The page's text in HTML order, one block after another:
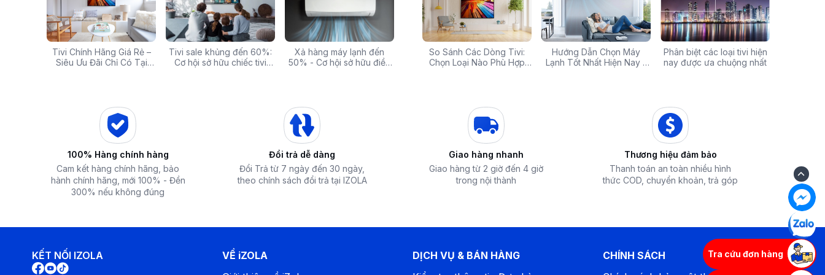
Tra cứu đơn hàng
Công nghệ làm lạnh
- Máy lạnh Funiki vận hành mạnh mẽ, làm mát hiệu quả phạm vi phòng từ 15 - 20m² (từ 40 đến 60 m³)
với công suất1.5 HP - 12.000 BTU
- Chế độTurbođẩy nhanh tốc độ làm lạnh, cho không gian phòng đạt đến nhiệt độ cài đặt nhanh
chóng.
Tivi Chính Hãng Giá Rẻ –
Siêu Ưu Đãi Chỉ Có Tại
Tivi sale khủng đến 60%:
Cơ hội sở hữu chiếc tivi
Xả hàng máy lạnh đến
50% - Cơ hội sở hữu điều
Săn Sale Khủng: Hàng
Điện Máy Cao Cấp Giảm
Tivi Chính Hãng Giá Rẻ –
Siêu Ưu Đãi Chỉ Có Tại
Tivi sale khủng đến 60%:
Cơ hội sở hữu chiếc tivi
50% - Cơ hội
Các mã báo lỗi thường gặp
của bếp từ và lưu ý khi xử
Top 5 tivi 32 inch giá rẻ,
chất lượng và đáng mua
Top 10 máy lọc nước nóng
lạnh tốt nhất đáng mua
So Sánh Các Dòng Tivi:
Chọn Loại Nào Phù Hợp
Hướng Dẫn Chọn Máy
Lạnh Tốt Nhất Hiện Nay –
Phân biệt các loại tivi hiện
nay được ưa chuộng nhất
100% Hàng chính hàng
Cam kết hàng chính hãng, bảo
hành chính hãng, mới 100% - Đền
300% nếu không đúng
Đổi trả dễ dàng
Đổi Trả từ 7 ngày đến 30 ngày,
theo chính sách đổi trả tại IZOLA
Giao hàng nhanh
Giao hàng từ 2 giờ đến 4 giờ
trong nội thành
Thương hiệu đảm bảo
Thanh toán an toàn nhiều hình
thức COD, chuyển khoản, trả góp
KẾT NỐI IZOLA
VỀ iZOLA
DỊCH VỤ & BÁN HÀNG
CHÍNH SÁCH